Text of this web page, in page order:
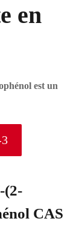
en
est un
(2-
CAS